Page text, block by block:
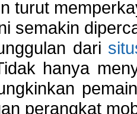
turut
semakin
dari
hanya
perangkat